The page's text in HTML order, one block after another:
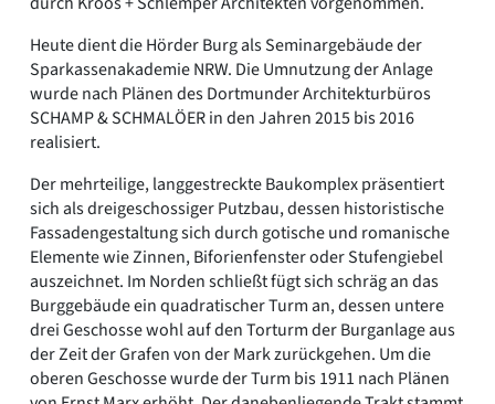
Heute dient die Hörder Burg als Seminargebäude der
Sparkassenakademie NRW. Die Umnutzung der Anlage
wurde nach Plänen des Dortmunder Architekturbüros
SCHAMP & SCHMALÖER in den Jahren 2015 bis 2016
realisiert.
Der mehrteilige, langgestreckte Baukomplex präsentiert
sich als dreigeschossiger Putzbau, dessen historistische
Fassadengestaltung sich durch gotische und romanische
Elemente wie Zinnen, Biforienfenster oder Stufengiebel
auszeichnet. Im Norden schließt fügt sich schräg an das
Burggebäude ein quadratischer Turm an, dessen untere
drei Geschosse wohl auf den Torturm der Burganlage aus
der Zeit der Grafen von der Mark zurückgehen. Um die
oberen Geschosse wurde der Turm bis 1911 nach Plänen